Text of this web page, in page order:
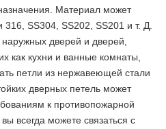
Материал может
SS304, SS202, SS201 и т. Д.
дверей и дверей,
как кухни и ванные комнаты,
петли из нержавеющей стали
дверных петель может
к противопожарной
всегда можете связаться с